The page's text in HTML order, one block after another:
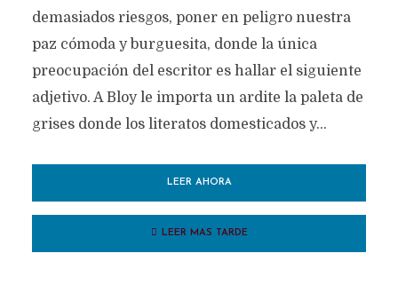
demasiados riesgos, poner en peligro nuestra
paz cómoda y burguesita, donde la única
preocupación del escritor es hallar el siguiente
adjetivo. A Bloy le importa un ardite la paleta de
grises donde los literatos domesticados y...
LEER AHORA
LEER MAS TARDE